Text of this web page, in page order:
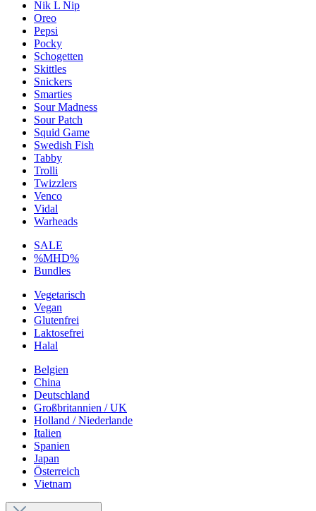
Nik L Nip
Oreo
Pepsi
Pocky
Schogetten
Skittles
Snickers
Smarties
Sour Madness
Sour Patch
Squid Game
Swedish Fish
Tabby
Trolli
Twizzlers
Venco
Vidal
Warheads
SALE
%MHD%
Bundles
Vegetarisch
Vegan
Glutenfrei
Laktosefrei
Halal
Belgien
China
Deutschland
Großbritannien / UK
Holland / Niederlande
Italien
Spanien
Japan
Österreich
Vietnam